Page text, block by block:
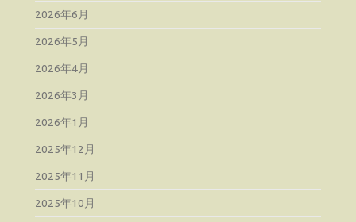
2026年6月
2026年5月
2026年4月
2026年3月
2026年1月
2025年12月
2025年11月
2025年10月